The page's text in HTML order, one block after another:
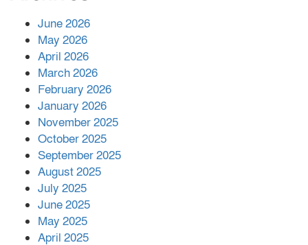
নলছিটিতে শ্রমিকদলের অবৈধ কমিটি
প্রকাশের অভিযোগ
June 2026
May 2026
April 2026
March 2026
February 2026
January 2026
November 2025
October 2025
September 2025
August 2025
July 2025
June 2025
May 2025
April 2025